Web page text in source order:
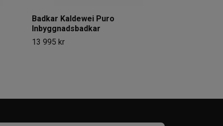
Badkar Kaldewei Puro
Inbyggnadsbadkar
13 995 kr